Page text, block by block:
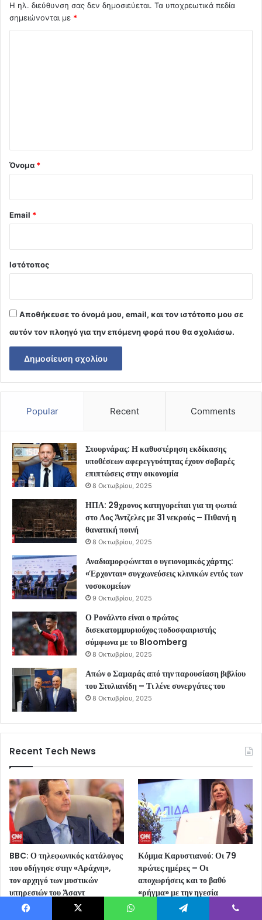
Η ηλ. διεύθυνση σας δεν δημοσιεύεται. Τα υποχρεωτικά πεδία
σημειώνονται με *
Όνομα *
Email *
Ιστότοπος
Αποθήκευσε το όνομά μου, email, και τον ιστότοπο μου σε
αυτόν τον πλοηγό για την επόμενη φορά που θα σχολιάσω.
Popular Recent Comments
Στουρνάρας: Η καθυστέρηση εκδίκασης
υποθέσεων αφερεγγυότητας έχουν σοβαρές
επιπτώσεις στην οικονομία
8 Οκτωβρίου, 2025
ΗΠΑ: 29χρονος κατηγορείται για τη φωτιά
στο Λος Άντζελες με 31 νεκρούς – Πιθανή η
θανατική ποινή
8 Οκτωβρίου, 2025
Αναδιαμορφώνεται ο υγειονομικός χάρτης:
«Έρχονται» συγχωνεύσεις κλινικών εντός των
νοσοκομείων
9 Οκτωβρίου, 2025
Ο Ρονάλντο είναι ο πρώτος
δισεκατομμυριούχος ποδοσφαιριστής
σύμφωνα με το Bloomberg
8 Οκτωβρίου, 2025
Απών ο Σαμαράς από την παρουσίαση βιβλίου
του Στυλιανίδη – Τι λένε συνεργάτες του
8 Οκτωβρίου, 2025
Recent Tech News
BBC: Ο τηλεφωνικός κατάλογος
που οδήγησε στην «Αράχνη»,
τον αρχηγό των μυστικών
υπηρεσιών του Άσαντ
2 ώρες ago
Κόμμα Καρυστιανού: Οι 79
πρώτες ημέρες – Οι
αποχωρήσεις και το βαθύ
«ρήγμα» με την ηγεσία